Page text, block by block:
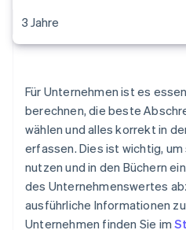
3 Jahre
Für Unternehmen ist es
berechnen, die beste
wählen und alles korrekt in
erfassen. Dies ist wichtig,
nutzen und in den Büchern
des Unternehmenswertes
ausführliche Informationen
Unternehmen finden Sie im